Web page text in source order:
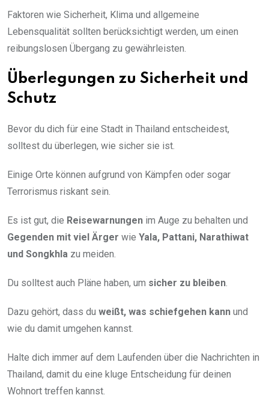
Faktoren wie Sicherheit, Klima und allgemeine
Lebensqualität sollten berücksichtigt werden, um einen
reibungslosen Übergang zu gewährleisten.
Überlegungen zu Sicherheit und
Schutz
Bevor du dich für eine Stadt in Thailand entscheidest,
solltest du überlegen, wie sicher sie ist.
Einige Orte können aufgrund von Kämpfen oder sogar
Terrorismus riskant sein.
Es ist gut, die Reisewarnungen im Auge zu behalten und
Gegenden mit viel Ärger wie Yala, Pattani, Narathiwat
und Songkhla zu meiden.
Du solltest auch Pläne haben, um sicher zu bleiben
Dazu gehört, dass du weißt, was schiefgehen kann und
wie du damit umgehen kannst.
Halte dich immer auf dem Laufenden über die Nachrichten in
Thailand, damit du eine kluge Entscheidung für deinen
Wohnort treffen kannst.